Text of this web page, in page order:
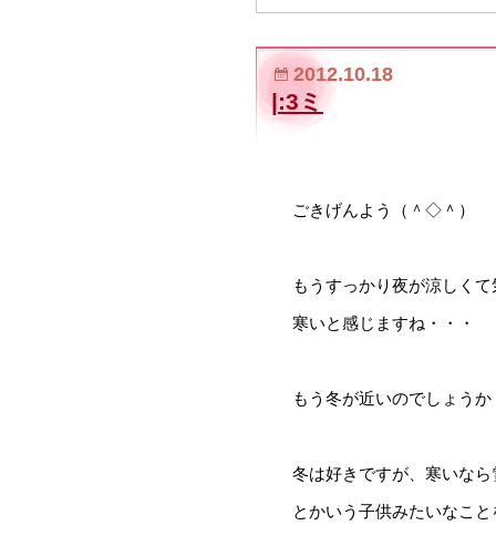
2012.10.18
|:3ミ
ごきげんよう（＾◇＾）
もうすっかり夜が涼しく
寒いと感じますね・・・
もう冬が近いのでしょうか
冬は好きですが、寒いな
とかいう子供みたいなこ